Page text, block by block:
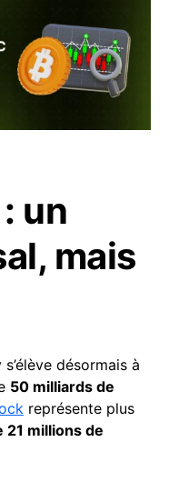
un
mais
désormais à
50 milliards de
représente plus
21 millions de